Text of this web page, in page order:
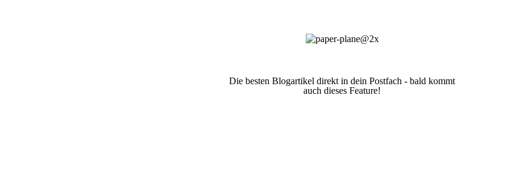
Die besten Blogartikel direkt in dein Postfach - bald kommt
auch dieses Feature!